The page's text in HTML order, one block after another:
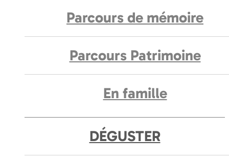
Parcours de mémoire
Parcours Patrimoine
En famille
DÉGUSTER